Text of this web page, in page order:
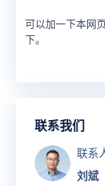
可以加一下本网
下。
联系我们
联系
刘斌